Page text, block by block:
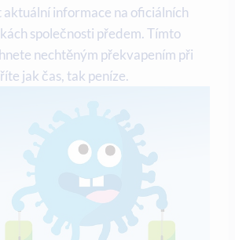
informace na oficiálních
společnosti předem. Tímto
nechtěným překvapením při
jak čas, tak peníze.